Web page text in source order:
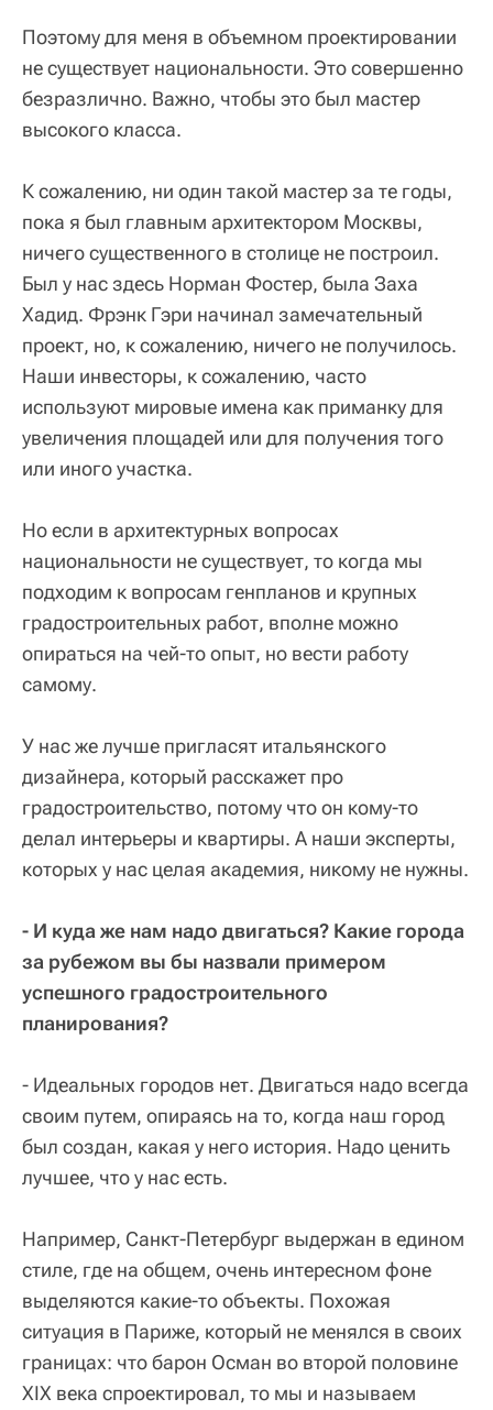
Поэтому для меня в объемном проектировании
не существует национальности. Это совершенно
безразлично. Важно, чтобы это был мастер
высокого класса.
К сожалению, ни один такой мастер за те годы,
пока я был главным архитектором Москвы,
ничего существенного в столице не построил.
Был у нас здесь Норман Фостер, была Заха
Хадид. Фрэнк Гэри начинал замечательный
проект, но, к сожалению, ничего не получилось.
Наши инвесторы, к сожалению, часто
используют мировые имена как приманку для
увеличения площадей или для получения того
или иного участка.
Но если в архитектурных вопросах
национальности не существует, то когда мы
подходим к вопросам генпланов и крупных
градостроительных работ, вполне можно
опираться на чей-то опыт, но вести работу
самому.
У нас же лучше пригласят итальянского
дизайнера, который расскажет про
градостроительство, потому что он кому-то
делал интерьеры и квартиры. А наши эксперты,
которых у нас целая академия, никому не нужны.
- И куда же нам надо двигаться? Какие города
за рубежом вы бы назвали примером
успешного градостроительного
планирования?
- Идеальных городов нет. Двигаться надо всегда
своим путем, опираясь на то, когда наш город
был создан, какая у него история. Надо ценить
лучшее, что у нас есть.
Например, Санкт-Петербург выдержан в едином
стиле, где на общем, очень интересном фоне
выделяются какие-то объекты. Похожая
ситуация в Париже, который не менялся в своих
границах: что барон Осман во второй половине
XIX века спроектировал, то мы и называем